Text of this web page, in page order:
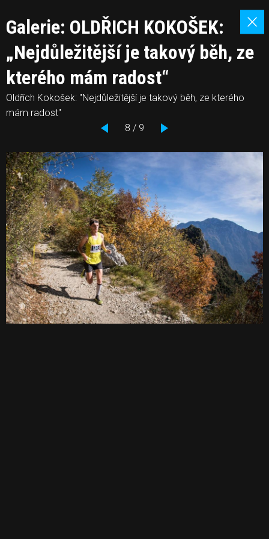
Galerie: OLDŘICH KOKOŠEK:
„Nejdůležitější je takový běh, ze
kterého mám radost“
Oldřích Kokošek: "Nejdůležitější je takový běh, ze kterého
mám radost"
8 / 9